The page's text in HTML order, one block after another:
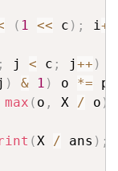
( 1 << c ) ; i++
; j < c ; j++ )
) & 1 ) o *= p
max ( o , X / o )
(X / ans ) ;